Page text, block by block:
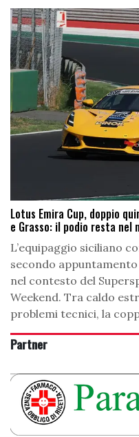
Lotus Emira Cup, doppio
e Grasso: il podio resta nel
L’equipaggio siciliano
secondo
nel contesto del
Weekend. Tra caldo
problemi tecnici, la
Partner